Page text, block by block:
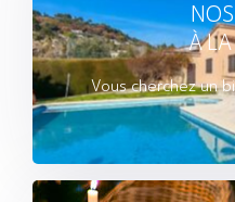
À LA
Vous cherchez un